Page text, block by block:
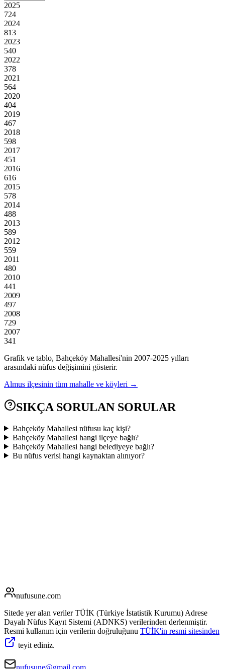
2025
724
2024
813
2023
540
2022
378
2021
564
2020
404
2019
467
2018
598
2017
451
2016
616
2015
578
2014
488
2013
589
2012
559
2011
480
2010
441
2009
497
2008
729
2007
341
Grafik ve tablo, Bahçeköy Mahallesi'nin 2007-2025 yılları
arasındaki nüfus değişimini gösterir.
Almus ilçesinin tüm mahalle ve köyleri →
SIKÇA SORULAN SORULAR
Bahçeköy Mahallesi nüfusu kaç kişi?
Bahçeköy Mahallesi hangi ilçeye bağlı?
Bahçeköy Mahallesi hangi belediyeye bağlı?
Bu nüfus verisi hangi kaynaktan alınıyor?
nufusune.com
Sitede yer alan veriler TÜİK (Türkiye İstatistik Kurumu) Adrese
Dayalı Nüfus Kayıt Sistemi (ADNKS) verilerinden derlenmiştir.
Resmi kullanım için verilerin doğruluğunu TÜİK'in resmi sitesinden
teyit ediniz.
nufusune@gmail.com